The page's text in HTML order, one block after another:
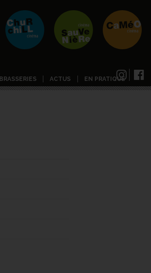
BRASSERIES ACTUS EN PRATIQUE